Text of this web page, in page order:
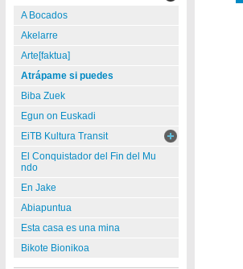
A Bocados
Akelarre
Arte[faktua]
Atrápame si puedes
Biba Zuek
Egun on Euskadi
EiTB Kultura Transit
El Conquistador del Fin del Mu
ndo
En Jake
Abiapuntua
Esta casa es una mina
Bikote Bionikoa